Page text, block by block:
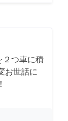
２つ車に積
お世話に